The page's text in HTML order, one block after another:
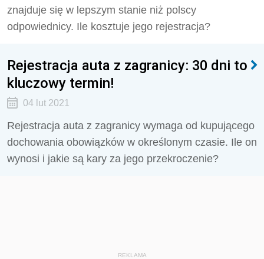
znajduje się w lepszym stanie niż polscy
odpowiednicy. Ile kosztuje jego rejestracja?
Rejestracja auta z zagranicy: 30 dni to
kluczowy termin!
04 lut 2021
Rejestracja auta z zagranicy wymaga od kupującego
dochowania obowiązków w określonym czasie. Ile on
wynosi i jakie są kary za jego przekroczenie?
REKLAMA